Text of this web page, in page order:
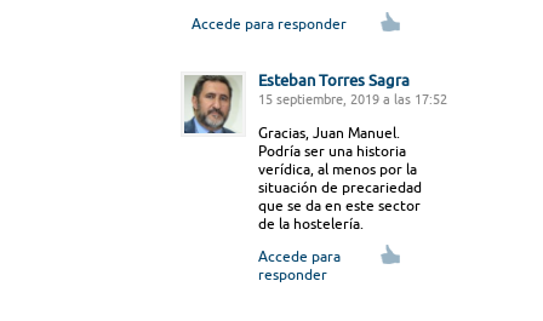
Accede para responder
Esteban Torres Sagra
15 septiembre, 2019 a las 17:52
Gracias, Juan Manuel.
Podría ser una historia
verídica, al menos por la
situación de precariedad
que se da en este sector
de la hostelería.
Accede para
responder